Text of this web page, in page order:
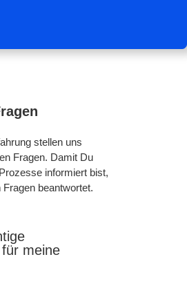
stellen uns
Fragen. Damit Du
informiert bist,
Fragen beantwortet.
meine